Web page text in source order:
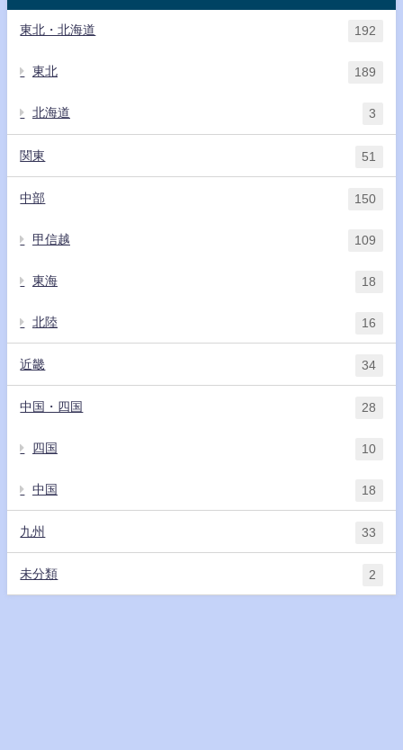
東北・北海道 192
東北 189
北海道 3
関東 51
中部 150
甲信越 109
東海 18
北陸 16
近畿 34
中国・四国 28
四国 10
中国 18
九州 33
未分類 2